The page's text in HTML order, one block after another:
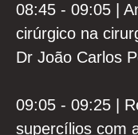
08:45 - 09:05 |
cirúrgico na
Dr João Carlos
09:05 - 09:25 |
supercílios com